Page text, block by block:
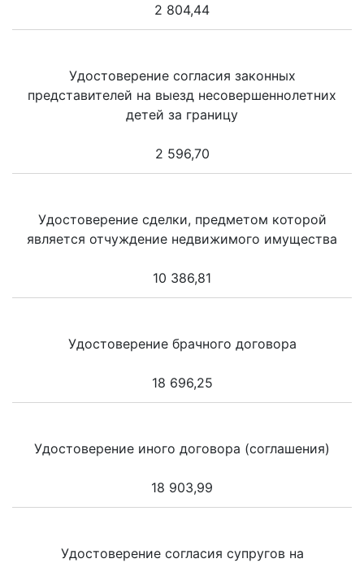
2 804,44
Удостоверение согласия законных
представителей на выезд несовершеннолетних
детей за границу
2 596,70
Удостоверение сделки, предметом которой
является отчуждение недвижимого имущества
10 386,81
Удостоверение брачного договора
18 696,25
Удостоверение иного договора (соглашения)
18 903,99
Удостоверение согласия супругов на